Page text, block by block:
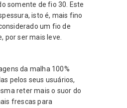
somente de fio 30. Este
isto é, mais fino
um fio de
por ser mais leve.
da malha 100%
pelos seus usuários,
reter mais o suor do
frescas para